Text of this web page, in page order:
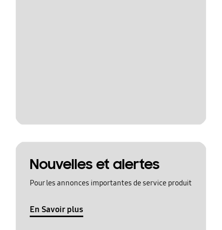
Nouvelles et alertes
Pour les annonces importantes de service produit
En Savoir plus